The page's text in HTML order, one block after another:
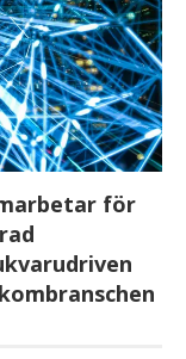
för